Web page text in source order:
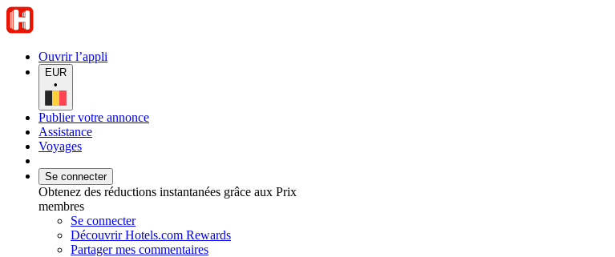
Ouvrir l’appli
EUR
•
Publier votre annonce
Assistance
Voyages
Se connecter
Obtenez des réductions instantanées grâce aux Prix
membres
Se connecter
Découvrir Hotels.com Rewards
Partager mes commentaires